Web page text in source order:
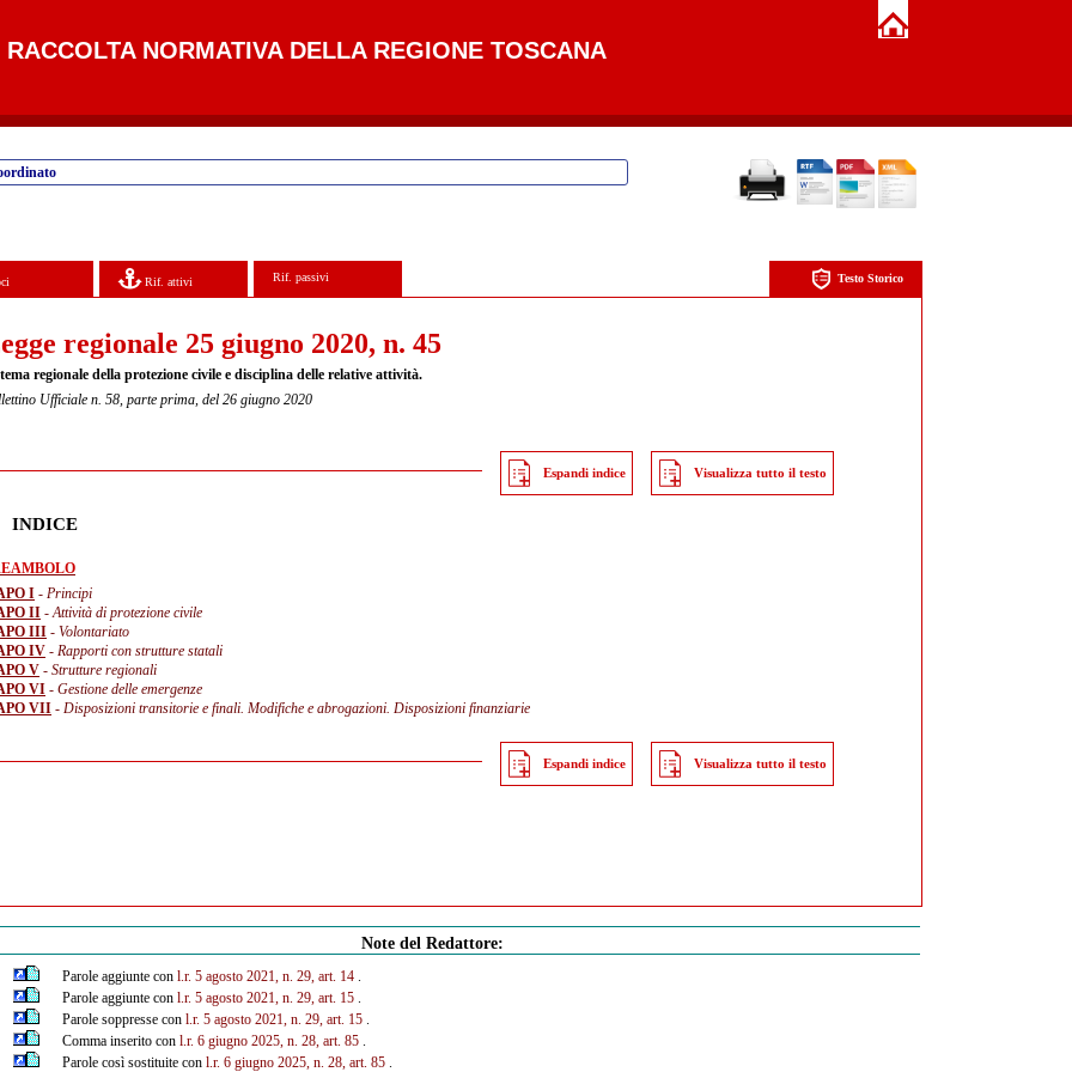
RACCOLTA NORMATIVA DELLA REGIONE TOSCANA
Rif. attivi Rif. passivi Testo Storico
regionale 25 giugno 2020, n. 45
regionale della protezione civile e disciplina delle relative attività.
Ufficiale n. 58, parte prima, del 26 giugno 2020
Espandi indice Visualizza tutto il testo
INDICE
I - Principi
II - Attività di protezione civile
III - Volontariato
IV - Rapporti con strutture statali
V - Strutture regionali
VI - Gestione delle emergenze
VII - Disposizioni transitorie e finali. Modifiche e abrogazioni. Disposizioni finanziarie
Espandi indice Visualizza tutto il testo
Note del Redattore:
Parole aggiunte con l.r. 5 agosto 2021, n. 29, art. 14.
Parole aggiunte con l.r. 5 agosto 2021, n. 29, art. 15.
Parole soppresse con l.r. 5 agosto 2021, n. 29, art. 15.
Comma inserito con l.r. 6 giugno 2025, n. 28, art. 85.
Parole così sostituite con l.r. 6 giugno 2025, n. 28, art. 85.